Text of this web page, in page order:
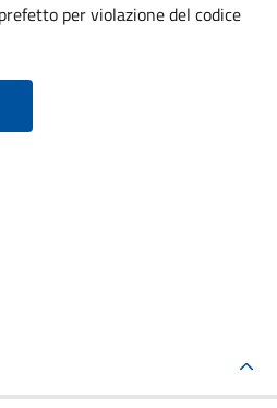
per violazione del codice